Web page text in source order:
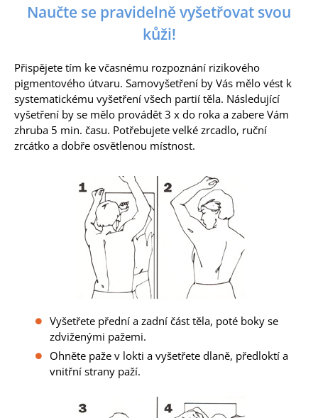
Naučte se pravidelně vyšetřovat svou
kůži!
Přispějete tím ke včasnému rozpoznání rizikového
pigmentového útvaru. Samovyšetření by Vás mělo vést k
systematickému vyšetření všech partií těla. Následující
vyšetření by se mělo provádět 3 x do roka a zabere Vám
zhruba 5 min. času. Potřebujete velké zrcadlo, ruční
zrcátko a dobře osvětlenou místnost.
Vyšetřete přední a zadní část těla, poté boky se
zdviženými pažemi.
Ohněte paže v lokti a vyšetřete dlaně, předloktí a
vnitřní strany paží.